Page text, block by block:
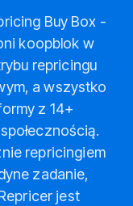
Buy Box -
koopblok w
repricingu
a wszystko
z 14+
repricingiem
zadanie,
jest